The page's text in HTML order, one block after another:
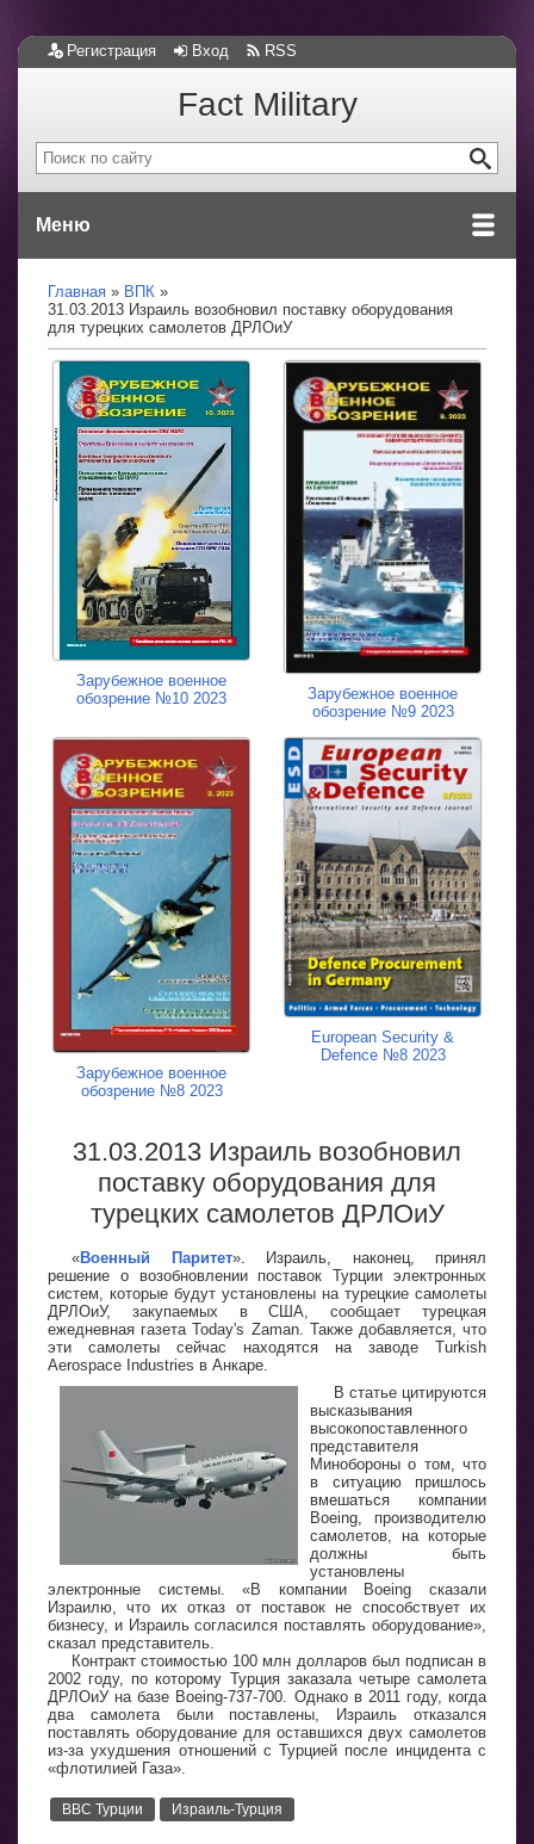
Регистрация Вход RSS
Fact Military
Меню
Главная
ВПК
31.03.2013 Израиль возобновил поставку оборудования
для турецких самолетов ДРЛОиУ
Зарубежное военное
обозрение №10 2023
Зарубежное военное
обозрение №9 2023
Зарубежное военное
обозрение №8 2023
European Security &
Defence №8 2023
31.03.2013 Израиль возобновил
поставку оборудования для
турецких самолетов ДРЛОиУ
«Военный Паритет». Израиль, наконец, принял
решение о возобновлении поставок Турции электронных
систем, которые будут установлены на турецкие самолеты
ДРЛОиУ, закупаемых в США, сообщает турецкая
ежедневная газета Today's Zaman. Также добавляется, что
эти самолеты сейчас находятся на заводе Turkish
Aerospace Industries в Анкаре.
В статье цитируются
высказывания
высокопоставленного
представителя
Минобороны о том, что
в ситуацию пришлось
вмешаться компании
Boeing, производителю
самолетов, на которые
должны быть
установлены
электронные системы. «В компании Boeing сказали
Израилю, что их отказ от поставок не способствует их
бизнесу, и Израиль согласился поставлять оборудование»,
сказал представитель.
Контракт стоимостью 100 млн долларов был подписан в
2002 году, по которому Турция заказала четыре самолета
ДРЛОиУ на базе Boeing-737-700. Однако в 2011 году, когда
два самолета были поставлены, Израиль отказался
поставлять оборудование для оставшихся двух самолетов
из-за ухудшения отношений с Турцией после инцидента с
«флотилией Газа».
ВВС Турции Израиль-Турция